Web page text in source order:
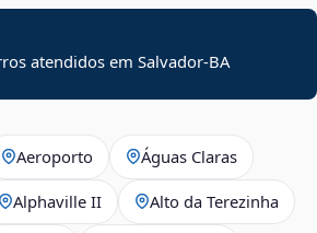
atendidos em Salvador-BA
Aeroporto Águas Claras
Alphaville II Alto da Terezinha